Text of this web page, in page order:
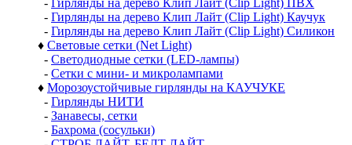
- Гирлянды на дерево Клип Лайт (Clip Light) ПВХ
- Гирлянды на дерево Клип Лайт (Clip Light) Каучук
- Гирлянды на дерево Клип Лайт (Clip Light) Силикон
♦ Световые сетки (Net Light)
- Светодиодные сетки (LED-лампы)
- Сетки с мини- и микролампами
♦ Морозоустойчивые гирлянды на КАУЧУКЕ
- Гирлянды НИТИ
- Занавесы, сетки
- Бахрома (сосульки)